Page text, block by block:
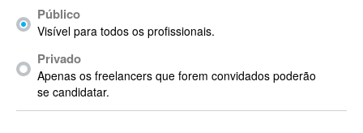
ACT
Actian
Actimize
ActionScript
ActionScript 3
Público
Visível para todos os profissionais.
Privado
Apenas os freelancers que forem convidados poderão
se candidatar.